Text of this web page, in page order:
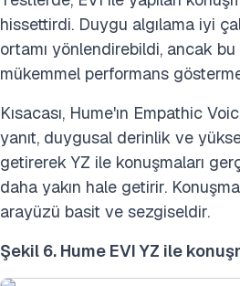
hissettirdi. Duygu algılama iyi
ortamı yönlendirebildi, ancak
mükemmel performans
Kısacası, Hume'ın Empathic
yanıt, duygusal derinlik ve
getirerek YZ ile konuşmaları
daha yakın hale getirir.
arayüzü basit ve sezgiseldir.
Şekil 6. Hume EVI YZ ile